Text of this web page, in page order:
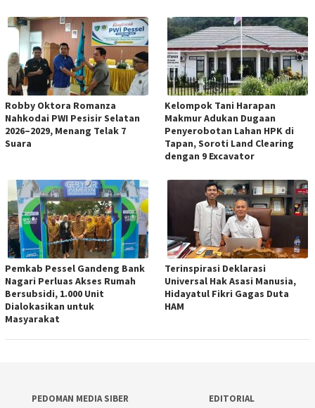
Robby Oktora Romanza
Nahkodai PWI Pesisir Selatan
2026–2029, Menang Telak 7
Suara
Kelompok Tani Harapan
Makmur Adukan Dugaan
Penyerobotan Lahan HPK di
Tapan, Soroti Land Clearing
dengan 9 Excavator
Pemkab Pessel Gandeng Bank
Nagari Perluas Akses Rumah
Bersubsidi, 1.000 Unit
Dialokasikan untuk
Masyarakat
Terinspirasi Deklarasi
Universal Hak Asasi Manusia,
Hidayatul Fikri Gagas Duta
HAM
PEDOMAN MEDIA SIBER
EDITORIAL